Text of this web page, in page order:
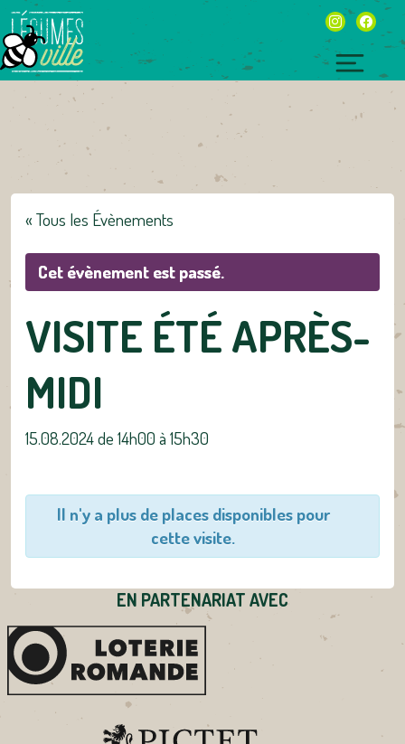
Skip
to
content
instagram
« Tous les Évènements
Cet évènement est passé.
VISITE ÉTÉ APRÈS-
MIDI
15.08.2024 de 14h00 à 15h30
Il n'y a plus de places disponibles pour
cette visite.
EN PARTENARIAT AVEC